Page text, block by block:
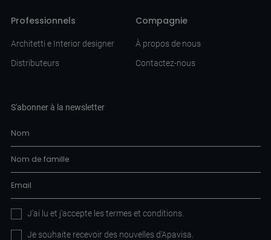
Professionnels
Architetti e Interior designer
Distributeurs
Compagnie
À propos de nous
Contactez-nous
S'abonner à la newsletter
J'ai lu et j'accepte lestermes et conditions
Je souhaite recevoir des nouvelles d'Apavisa.